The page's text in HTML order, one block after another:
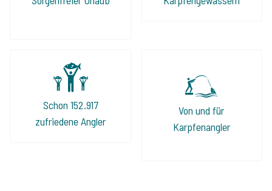
Schon 152.917
zufriedene Angler
Von und für
Karpfenangler